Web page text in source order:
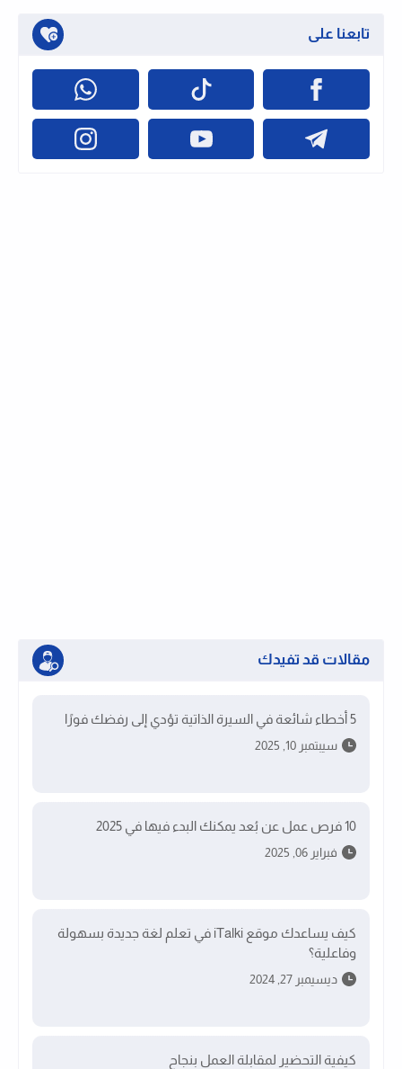
تابعنا على
مقالات قد تفيدك
5 أخطاء شائعة في السيرة الذاتية تؤدي إلى رفضك فورًا
سيبتمبر 10, 2025
10 فرص عمل عن بُعد يمكنك البدء فيها في 2025
فبراير 06, 2025
كيف يساعدك موقع iTalki في تعلم لغة جديدة بسهولة
وفاعلية؟
ديسيمبر 27, 2024
كيفية التحضير لمقابلة العمل بنجاح